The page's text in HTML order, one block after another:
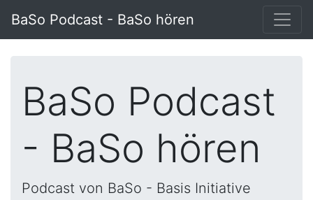
BaSo Podcast - BaSo hören
BaSo Podcast
- BaSo hören
Podcast von BaSo - Basis Initiative